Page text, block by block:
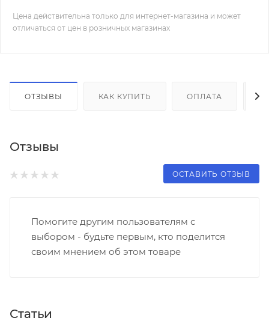
Цена действительна только для интернет-магазина и может
отличаться от цен в розничных магазинах
ОТЗЫВЫ КАК КУПИТЬ ОПЛАТА
Отзывы
ОСТАВИТЬ ОТЗЫВ
Помогите другим пользователям с
выбором - будьте первым, кто поделится
своим мнением об этом товаре
Статьи